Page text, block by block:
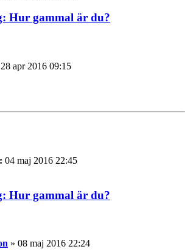
Hur gammal är du?
28 apr 2016 09:15
04 maj 2016 22:45
Hur gammal är du?
» 08 maj 2016 22:24